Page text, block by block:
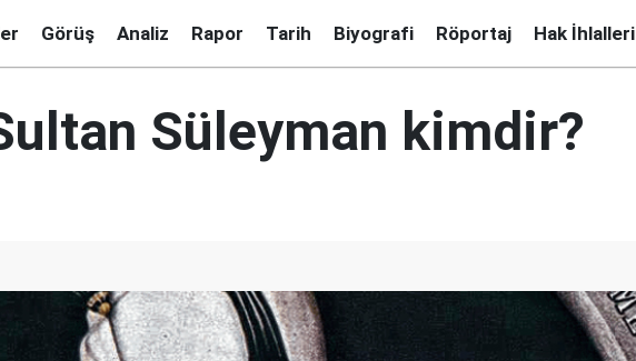
Görüş Analiz Rapor Tarih Biyografi Röportaj Hak İhlalleri
Süleyman kimdir?